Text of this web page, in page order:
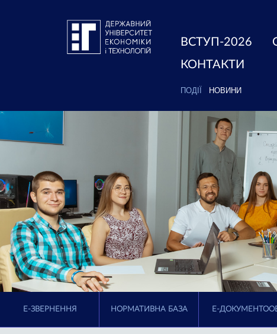
ВСТУП-2026
КОНТАКТИ
ПОДІЇ НОВИНИ
E-ЗВЕРНЕННЯ НОРМАТИВНА БАЗА Е-